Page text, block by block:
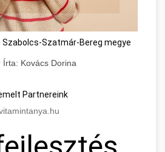
Szabolcs-Szatmár-Bereg megye
Írta: Kovács Dorina
Partnereink